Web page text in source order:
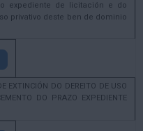
expediente de licitación e do
privativo deste ben de dominio
EXTINCIÓN DO DEREITO DE USO
DO PRAZO EXPEDIENTE